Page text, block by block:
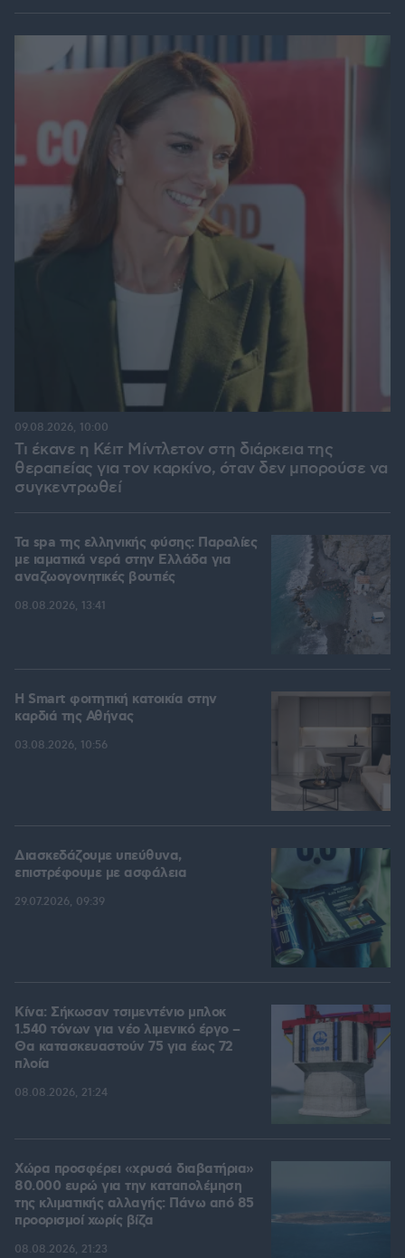
Τι έκανε η Κέιτ Μίντλετον στη διάρκεια της
θεραπείας για τον καρκίνο, όταν δεν μπορούσε να
συγκεντρωθεί
09.08.2026, 10:00
Τα spa της ελληνικής φύσης: Παραλίες
με ιαματικά νερά στην Ελλάδα για
αναζωογονητικές βουτιές
08.08.2026, 13:41
Η Smart φοιτητική κατοικία στην
καρδιά της Αθήνας
03.08.2026, 10:56
Διασκεδάζουμε υπεύθυνα,
επιστρέφουμε με ασφάλεια
29.07.2026, 09:39
Κίνα: Σήκωσαν τσιμεντένιο μπλοκ
1.540 τόνων για νέο λιμενικό έργο –
Θα κατασκευαστούν 75 για έως 72
πλοία
08.08.2026, 21:24
Χώρα προσφέρει «χρυσά διαβατήρια»
80.000 ευρώ για την καταπολέμηση
της κλιματικής αλλαγής: Πάνω από 85
προορισμοί χωρίς βίζα
08.08.2026, 21:23